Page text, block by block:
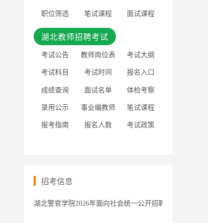
职位筛选 笔试课程 面试课程
湖北教师招聘考试
考试公告 教师岗位表 考试大纲
考试科目 考试时间 报名入口
成绩查询 面试名单 体检考察
录用公示 事业编教师 笔试课程
报考指南 报名人数 考试政策
招考信息
湖北警官学院2026年面向社会统一公开招聘拟聘用人员